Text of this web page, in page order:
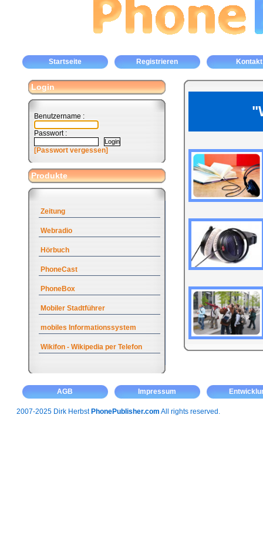
Startseite Registrieren Kontakt
Login
Benutzername :
Passwort :
[Passwort vergessen]
Produkte
Zeitung
Webradio
Hörbuch
PhoneCast
PhoneBox
Mobiler Stadtführer
mobiles Informationssystem
Wikifon - Wikipedia per Telefon
AGB Impressum
2007-2025 Dirk Herbst PhonePublisher.com All rights reserved.